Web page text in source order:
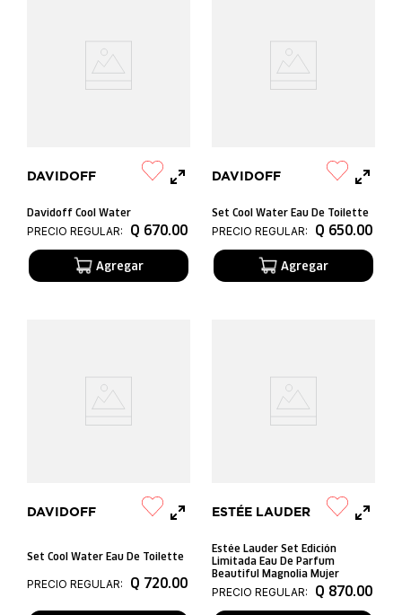
DAVIDOFF
Davidoff Cool Water
PRECIO REGULAR:
Q 670.00
DAVIDOFF
Set Cool Water Eau De Toilette
PRECIO REGULAR:
Q 650.00
DAVIDOFF
Set Cool Water Eau De Toilette
PRECIO REGULAR: Q 720.00
ESTÉE LAUDER
Estée Lauder Set Edición
Limitada Eau De Parfum
Beautiful Magnolia Mujer
PRECIO REGULAR:
Q 870.00